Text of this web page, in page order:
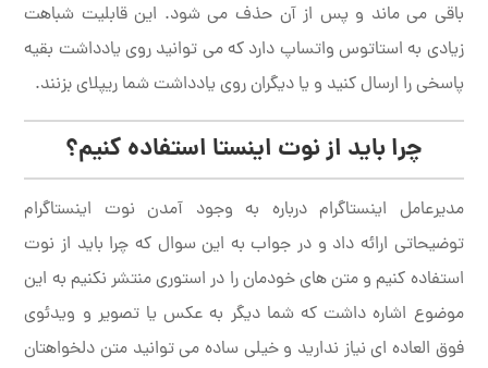
باقی می ماند و پس از آن حذف می شود. این قابلیت شباهت
زیادی به استاتوس واتساپ دارد که می توانید روی یادداشت بقیه
پاسخی را ارسال کنید و یا دیگران روی یادداشت شما ریپلای بزنند.
چرا باید از نوت اینستا استفاده کنیم؟
مدیرعامل اینستاگرام درباره به وجود آمدن نوت اینستاگرام
توضیحاتی ارائه داد و در جواب به این سوال که چرا باید از نوت
استفاده کنیم و متن های خودمان را در استوری منتشر نکنیم به این
موضوع اشاره داشت که شما دیگر به عکس یا تصویر و ویدئوی
فوق العاده ای نیاز ندارید و خیلی ساده می توانید متن دلخواهتان